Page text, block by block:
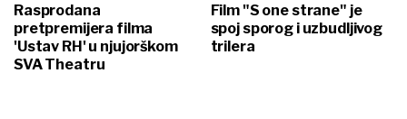
Rasprodana
pretpremijera filma
'Ustav RH' u njujorškom
SVA Theatru
Film "S one strane" je
spoj sporog i uzbudljivog
trilera